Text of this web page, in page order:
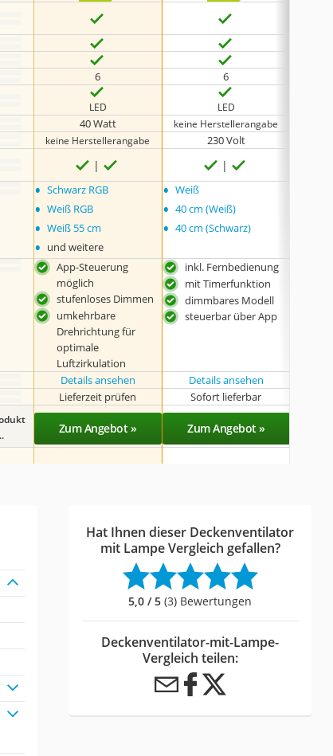
6
6
LED LED
40 Watt keine Herstellerangabe
keine Herstellerangabe
230 Volt
• Schwarz RGB
• Weiß RGB
• Weiß 55 cm
• und weitere
• Weiß
• 40 cm (Weiß)
• 40 cm (Schwarz)
App-Steuerung
möglich
stufenloses Dimmen
umkehrbare
Drehrichtung für
optimale
Luftzirkulation
inkl. Fernbedienung
mit Timerfunktion
dimmbares Modell
steuerbar über App
Details ansehen Details ansehen
Lieferzeit prüfen Sofort lieferbar
Zum Angebot » Zum Angebot »
Hat Ihnen dieser Deckenventilator
mit Lampe Vergleich gefallen?
5,0 / 5 (3) Bewertungen
Deckenventilator-mit-Lampe-
Vergleich teilen: